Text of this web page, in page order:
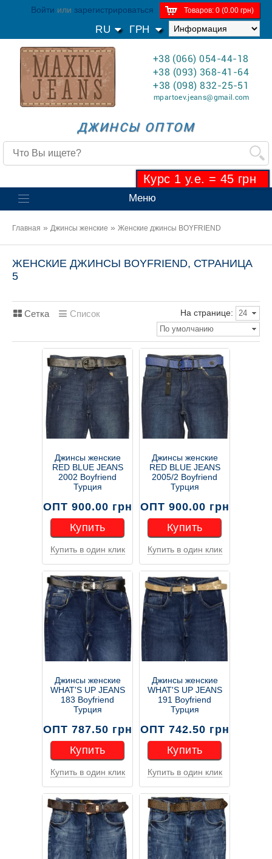
Товаров: 0 (0.00 грн)
Войти или зарегистрироваться
ГРН
RU
ДЖИНСЫ ОПТОМ
+38 (066) 054-44-18
+38 (093) 368-41-64
+38 (098) 832-25-51
mpartoev.jeans@gmail.com
Курс 1 у.е. = 45 грн
Меню
Главная » Джинсы женские » Женские джинсы BOYFRIEND
ЖЕНСКИЕ ДЖИНСЫ BOYFRIEND, СТРАНИЦА
5
Сетка Список На странице:
24
По умолчанию
Джинсы женские
RED BLUE JEANS
2002 Boyfriend
Турция
ОПТ 900.00 грн
Купить
Купить
Купить в один клик
Джинсы женские
RED BLUE JEANS
2005/2 Boyfriend
Турция
ОПТ 900.00 грн
Купить
Купить
Купить в один клик
Джинсы женские
WHAT'S UP JEANS
183 Boyfriend
Турция
ОПТ 787.50 грн
Купить
Купить
Купить в один клик
Джинсы женские
WHAT'S UP JEANS
191 Boyfriend
Турция
ОПТ 742.50 грн
Купить
Купить
Купить в один клик